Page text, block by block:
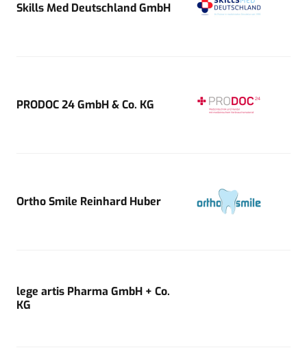
Skills Med Deutschland GmbH
PRODOC 24 GmbH & Co. KG
Ortho Smile Reinhard Huber
lege artis Pharma GmbH + Co.
KG